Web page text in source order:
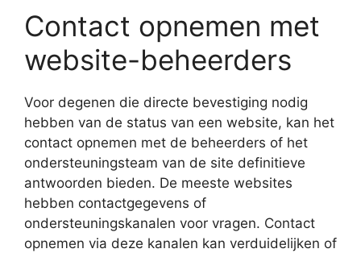
Contact opnemen met
website-beheerders
Voor degenen die directe bevestiging nodig
hebben van de status van een website, kan het
contact opnemen met de beheerders of het
ondersteuningsteam van de site definitieve
antwoorden bieden. De meeste websites
hebben contactgegevens of
ondersteuningskanalen voor vragen. Contact
opnemen via deze kanalen kan verduidelijken of